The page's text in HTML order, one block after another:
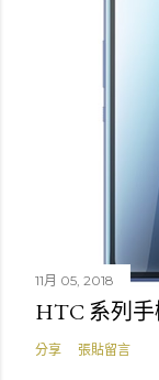
11月 05, 2018
HTC 系列
分享 張貼留言